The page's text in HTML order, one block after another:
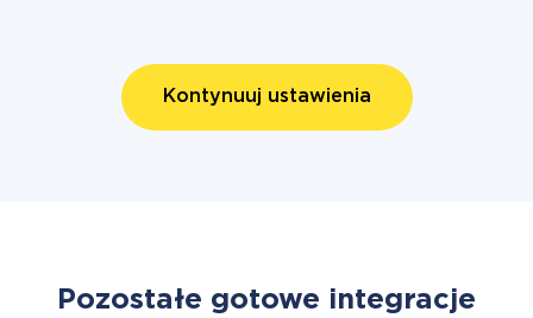
Kontynuuj ustawienia
Pozostałe gotowe integracje